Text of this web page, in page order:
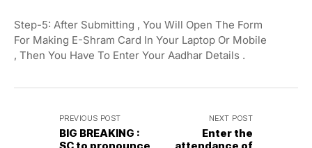
Step-5: After Submitting , You Will Open The Form
For Making E-Shram Card In Your Laptop Or Mobile
, Then You Have To Enter Your Aadhar Details .
PREVIOUS POST
BIG BREAKING :
SC to pronounce
NEXT POST
Enter the
attendance of